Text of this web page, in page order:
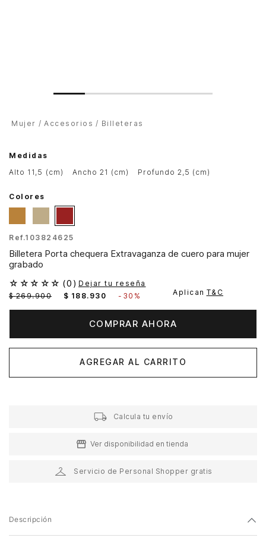
Mujer Accesorios Billeteras
Medidas
alto 11,5 (cm)
ancho 21 (cm) profundo 2,5 (cm)
Colores
Ref.103824625
Billetera Porta chequera Extravaganza de cuero para mujer
grabado
☆ ☆ ☆ ☆ ☆ (0 ) Dejar tu reseña
$ 269.900 $ 188. 930 - 30% Aplican T&C
COMPRAR AHORA
AGREGAR AL CARRITO
Calcula tu envío
Ver disponibilidad en tienda
Servicio de Personal Shopper gratis
Descripción